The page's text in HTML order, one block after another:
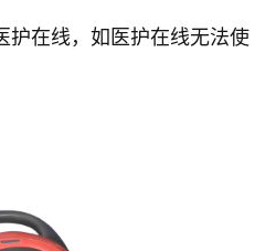
护在线，如医护在线无法使